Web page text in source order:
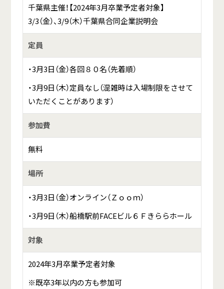
千葉県主催！【2024年3月卒業予定者対象】
3/3（金）、3/9（木）千葉県合同企業説明会
定員
・3月3日（金）各回８０名（先着順）
・3月9日（木）定員なし（混雑時は入場制限をさせて
いただくことがあります）
参加費
無料
場所
・3月3日（金）オンライン（Ｚｏｏｍ）
・3月9日（木）船橋駅前FACEビル６Ｆきららホール
対象
2024年3月卒業予定者対象
※既卒3年以内の方も参加可